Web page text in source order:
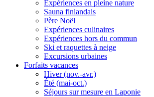
Expériences en pleine nature
Sauna finlandais
Père Noël
Expériences culinaires
Expériences hors du commun
Ski et raquettes à neige
Excursions urbaines
Forfaits vacances
Hiver (nov.-avr.)
Été (mai-oct.)
Séjours sur mesure en Laponie